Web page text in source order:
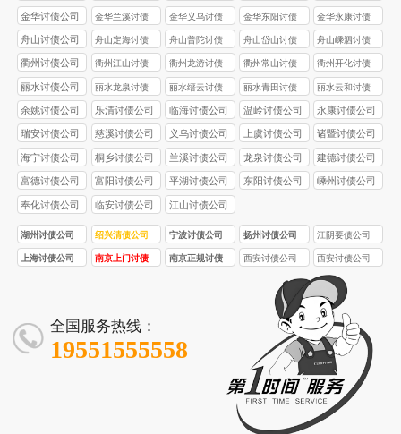
公司
公司
公司
公司
金华讨债公司
金华兰溪讨债
公司
金华义乌讨债
公司
金华东阳讨债
公司
金华永康讨债
公司
舟山讨债公司
舟山定海讨债
公司
舟山普陀讨债
公司
舟山岱山讨债
公司
舟山嵊泗讨债
公司
衢州讨债公司
衢州江山讨债
公司
衢州龙游讨债
公司
衢州常山讨债
公司
衢州开化讨债
公司
丽水讨债公司
丽水龙泉讨债
公司
丽水缙云讨债
公司
丽水青田讨债
公司
丽水云和讨债
公司
余姚讨债公司 乐清讨债公司 临海讨债公司 温岭讨债公司 永康讨债公司
瑞安讨债公司 慈溪讨债公司 义乌讨债公司 上虞讨债公司 诸暨讨债公司
海宁讨债公司 桐乡讨债公司 兰溪讨债公司 龙泉讨债公司 建德讨债公司
富德讨债公司 富阳讨债公司 平湖讨债公司 东阳讨债公司 嵊州讨债公司
奉化讨债公司 临安讨债公司 江山讨债公司
湖州讨债公司 绍兴清债公司 宁波讨债公司 扬州讨债公司 江阴要债公司
上海讨债公司
南京上门讨债
南京正规讨债
西安讨债公司
首选品牌！西
安要债 / 收债公
司，10 年经
验，5 亿 + 追
回欠款
西安讨债公司
合法合规！西
安要债 / 收债公
司，5 名持证法
务，3000 + 案
例零投诉
全国服务热线：
19551555558